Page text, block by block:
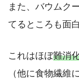
また、バウムク
てるところも面
これはほぼ難消
（他に食物繊維